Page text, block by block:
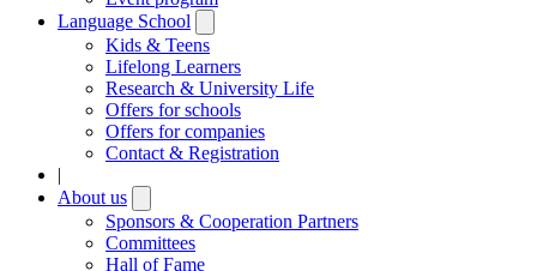
Language School
submenu
Kids & Teens
Lifelong Learners
Research & University Life
Offers for schools
Offers for companies
Contact & Registration
|
About us
submenu
Sponsors & Cooperation Partners
Committees
Hall of Fame